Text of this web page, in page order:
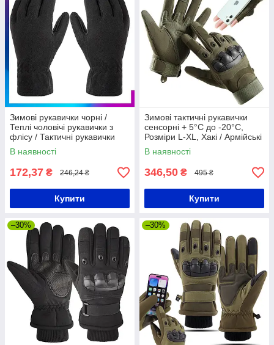
Зимові рукавички чорні /
Теплі чоловічі рукавички з
флісу / Тактичні рукавички
В наявності
172,37 ₴ 246,24 ₴
Купити
Зимові тактичні рукавички
сенсорні + 5°C до -20°C,
Розміри L-XL, Хакі / Армійські
рукавички штурмові
В наявності
346,50 ₴ 495 ₴
Купити
–30% –30%